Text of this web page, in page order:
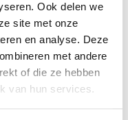
Ook delen we
site met onze
en analyse. Deze
met andere
of die ze hebben
van hun services.